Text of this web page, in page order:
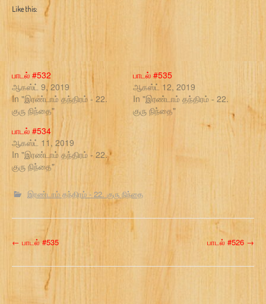
Like this:
பாடல் #532
ஆகஸ்ட் 9, 2019
In "இரண்டாம் தந்திரம் - 22.
குரு நிந்தை"
பாடல் #535
ஆகஸ்ட் 12, 2019
In "இரண்டாம் தந்திரம் - 22.
குரு நிந்தை"
பாடல் #534
ஆகஸ்ட் 11, 2019
In "இரண்டாம் தந்திரம் - 22.
குரு நிந்தை"
இரண்டாம் தந்திரம் - 22. குரு நிந்தை
P
o
← பாடல் #535 பாடல் #526 →